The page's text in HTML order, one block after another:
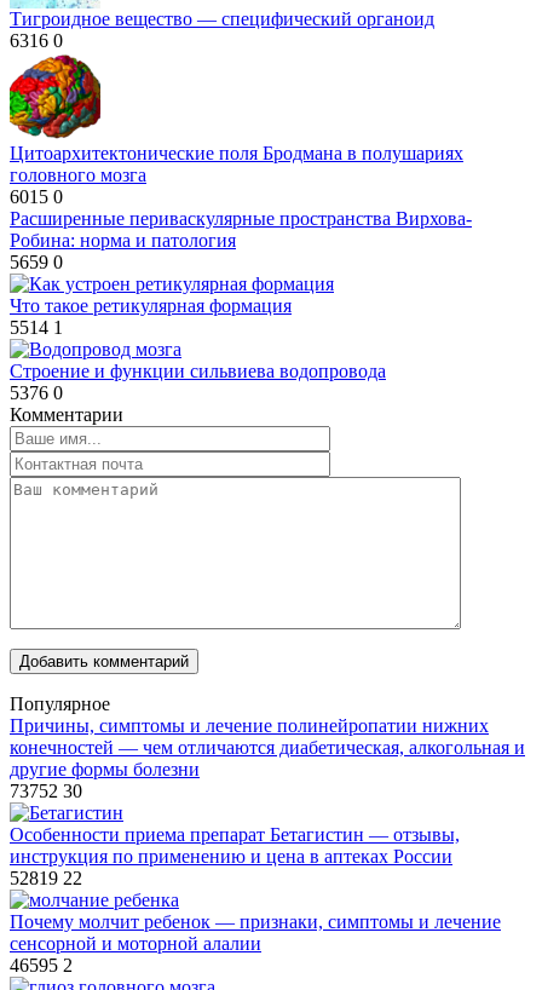
Тигроидное вещество — специфический органоид
6316 0
Цитоархитектонические поля Бродмана в полушариях
головного мозга
6015 0
Расширенные периваскулярные пространства Вирхова-
Робина: норма и патология
5659 0
Что такое ретикулярная формация
5514 1
Строение и функции сильвиева водопровода
5376 0
Комментарии
Популярное
Причины, симптомы и лечение полинейропатии нижних
конечностей — чем отличаются диабетическая, алкогольная и
другие формы болезни
73752 30
Особенности приема препарат Бетагистин — отзывы,
инструкция по применению и цена в аптеках России
52819 22
Почему молчит ребенок — признаки, симптомы и лечение
сенсорной и моторной алалии
46595 2